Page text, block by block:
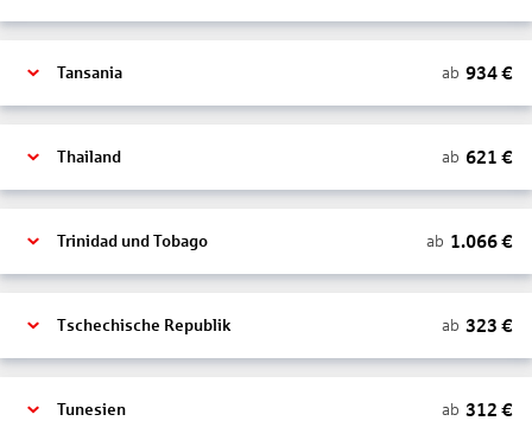
Tansania ab 934€
Thailand ab 621 €
Trinidad und Tobago ab 1.066€
Tschechische Republik ab 323 €
Tunesien ab 312 €